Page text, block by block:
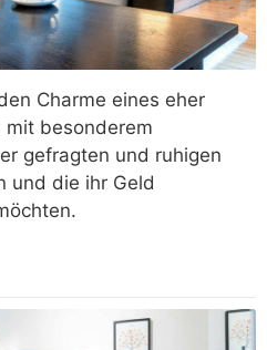
Charme eines eher
mit besonderem
gefragten und ruhigen
und die ihr Geld